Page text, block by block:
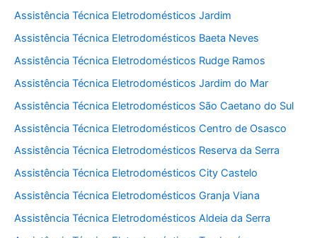
Assistência Técnica Eletrodomésticos Jardim
Assistência Técnica Eletrodomésticos Baeta Neves
Assistência Técnica Eletrodomésticos Rudge Ramos
Assistência Técnica Eletrodomésticos Jardim do Mar
Assistência Técnica Eletrodomésticos São Caetano do Sul
Assistência Técnica Eletrodomésticos Centro de Osasco
Assistência Técnica Eletrodomésticos Reserva da Serra
Assistência Técnica Eletrodomésticos City Castelo
Assistência Técnica Eletrodomésticos Granja Viana
Assistência Técnica Eletrodomésticos Aldeia da Serra